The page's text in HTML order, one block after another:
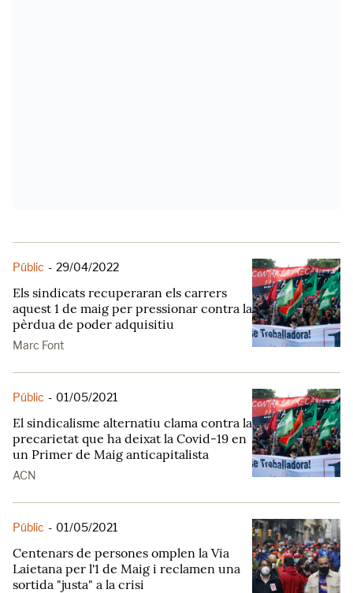
Públic - 29/04/2022
Els sindicats recuperaran els carrers
aquest 1 de maig per pressionar contra la
pèrdua de poder adquisitiu
Marc Font
Públic - 01/05/2021
El sindicalisme alternatiu clama contra la
precarietat que ha deixat la Covid-19 en
un Primer de Maig anticapitalista
ACN
Públic - 01/05/2021
Centenars de persones omplen la Via
Laietana per l'1 de Maig i reclamen una
sortida "justa" a la crisi